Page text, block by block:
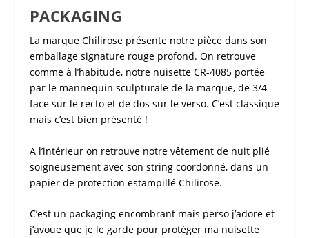
PACKAGING
La marque Chiliroseprésente notre pièce dans son
emballage signature rouge profond. On retrouve
comme à l’habitude, notre nuisette CR-4085portée
par le mannequin sculpturale de la marque, de 3/4
face sur le recto et de dos sur le verso. C’est classique
mais c’est bien présenté !
A l’intérieur on retrouve notre vêtement de nuit plié
soigneusement avec son string coordonné, dans un
papier de protection estampillé Chilirose.
C’est un packaging encombrant mais perso j’adore et
j’avoue que je le garde pour protéger ma nuisette